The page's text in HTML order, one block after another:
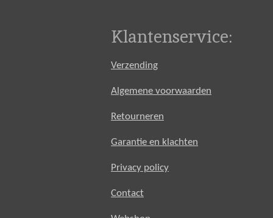
Klantenservice:
Verzending
Algemene voorwaarden
Retourneren
Garantie en klachten
Privacy policy
Contact